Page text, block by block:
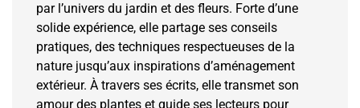
par l’univers du jardin et des fleurs. Forte d’une
solide expérience, elle partage ses conseils
pratiques, des techniques respectueuses de la
nature jusqu’aux inspirations d’aménagement
extérieur. À travers ses écrits, elle transmet son
amour des plantes et guide ses lecteurs pour